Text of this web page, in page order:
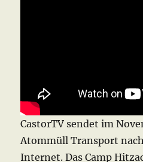
CastorTV sendet im
Atommüll Transport
Internet. Das Camp